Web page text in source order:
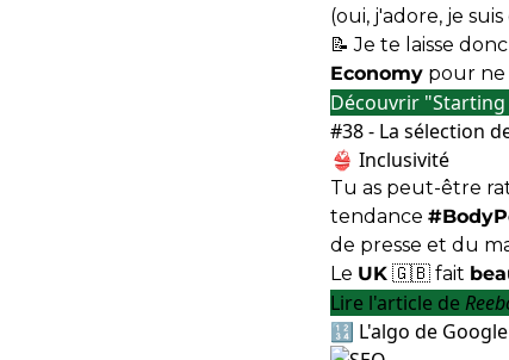
(oui, j'adore, je
📝 Je te laisse
Economy pour ne
Découvrir
#38 - La sélection
👙 Inclusivité
Tu as peut-être
tendance
de presse et du
Le UK 🇬🇧 fait
Lire l'article de
🔢 L'algo de Google